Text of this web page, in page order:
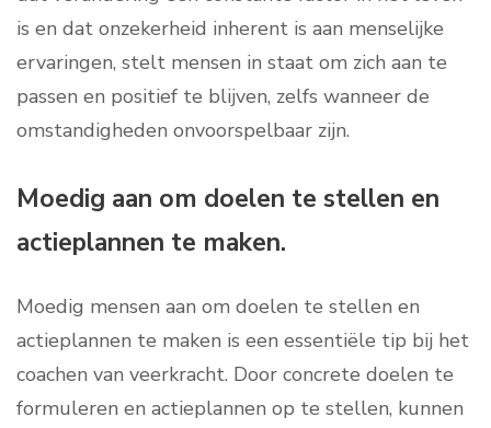
is en dat onzekerheid inherent is aan menselijke
ervaringen, stelt mensen in staat om zich aan te
passen en positief te blijven, zelfs wanneer de
omstandigheden onvoorspelbaar zijn.
Moedig aan om doelen te stellen en
actieplannen te maken.
Moedig mensen aan om doelen te stellen en
actieplannen te maken is een essentiële tip bij het
coachen van veerkracht. Door concrete doelen te
formuleren en actieplannen op te stellen, kunnen